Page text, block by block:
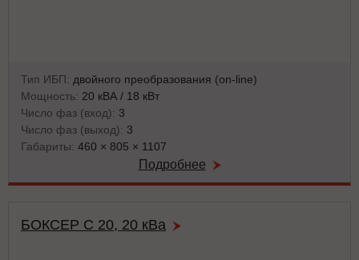
Тип ИБП: двойного преобразования (on-line)
Мощность: 20 кВА / 18 кВт
Число фаз (вход): 3
Число фаз (выход): 3
Габариты: 460 × 805 × 1107
Подробнее
БОКСЕР С 20, 20 кВа